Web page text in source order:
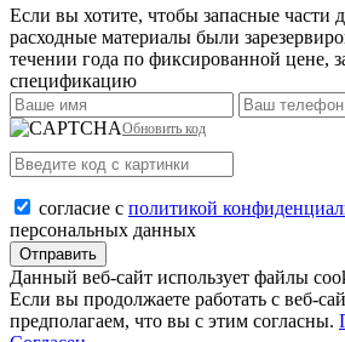
Если вы хотите, чтобы запасные части
расходные материалы были
течении года по фиксированной цене,
спецификацию
Обновить код
согласие с политикой
персональных данных
Отправить
Данный веб-сайт использует файлы
Если вы продолжаете работать с веб-
предполагаем, что вы с этим согласны.